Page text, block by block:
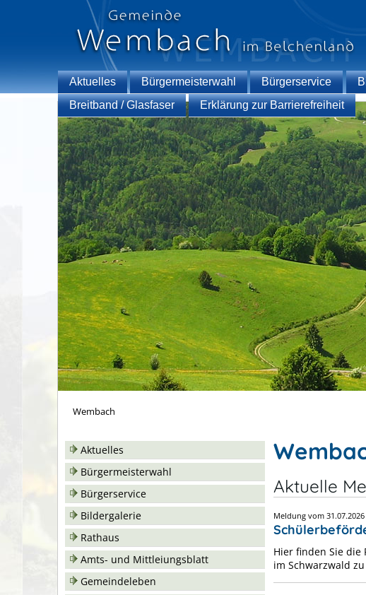
Aktuelles Bürgermeisterwahl Bürgerservice
Breitband / Glasfaser
Erklärung zur Barrierefreiheit
Wembach
Aktuelles
Bürgermeisterwahl
Bürgerservice
Bildergalerie
Rathaus
Amts- und Mittleiungsblatt
Gemeindeleben
Aktuelle
Meldung vom 31.07.2026
Hier finden Sie die
im Schwarzwald